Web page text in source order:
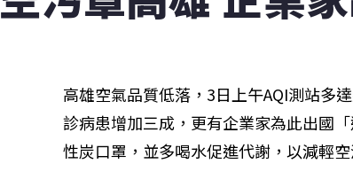
高雄空氣品質低落，3日上午AQI測站多
診病患增加三成，更有企業家為此出國
性炭口罩，並多喝水促進代謝，以減輕空